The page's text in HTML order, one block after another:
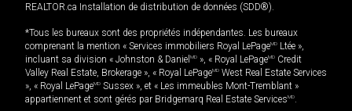
REALTOR.ca Installation de distribution de données (SDD®).
*Tous les bureaux sont des propriétés indépendantes. Les bureaux
comprenant la mention « Services immobiliers Royal LePageMD Ltée »,
incluant sa division « Johnston & Daniel MD », « Royal LePageMD Credit
Valley Real Estate, Brokerage », « Royal LePageMD West Real Estate Services
», « Royal LePageMD Sussex », et « Les immeubles Mont-Tremblant »
appartiennent et sont gérés par Bridgemarq Real Estate ServicesMD.